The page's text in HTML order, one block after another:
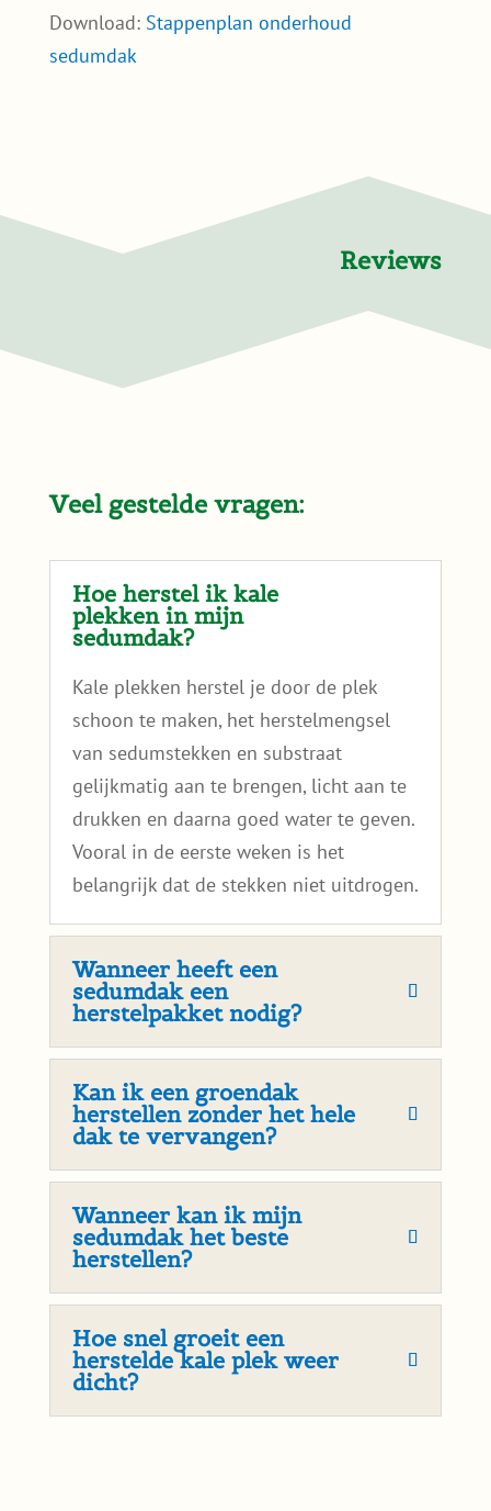
Download: Stappenplan onderhoud
sedumdak
Reviews
Veel gestelde vragen:
Hoe herstel ik kale
plekken in mijn
sedumdak?
Kale plekken herstel je door de plek
schoon te maken, het herstelmengsel
van sedumstekken en substraat
gelijkmatig aan te brengen, licht aan te
drukken en daarna goed water te geven.
Vooral in de eerste weken is het
belangrijk dat de stekken niet uitdrogen.
Wanneer heeft een
sedumdak een
herstelpakket nodig?
Kan ik een groendak
herstellen zonder het hele
dak te vervangen?
Wanneer kan ik mijn
sedumdak het beste
herstellen?
Hoe snel groeit een
herstelde kale plek weer
dicht?